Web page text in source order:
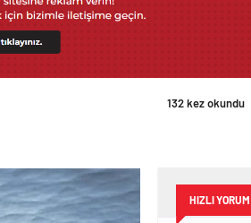
132 kez okundu
HIZLI